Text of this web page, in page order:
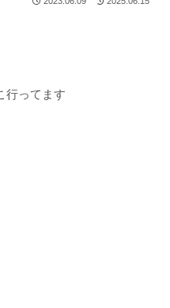
行ってます